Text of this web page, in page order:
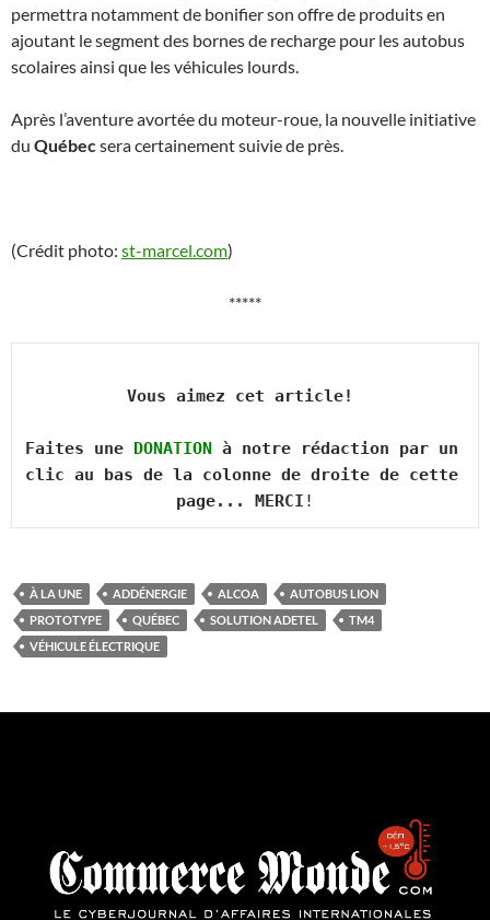
permettra notamment de bonifier son offre de produits en
ajoutant le segment des bornes de recharge pour les autobus
scolaires ainsi que les véhicules lourds.
Après l’aventure avortée du moteur-roue, la nouvelle initiative
du Québecsera certainement suivie de près.
(Crédit photo: st-marcel.com)
*****
Vous aimez cet article!
Faites une DONATION
à notre rédaction par un
clic au bas de la colonne de droite de cette
page... MERCI !
À LA UNE ADDÉNERGIE ALCOA
AUTOBUS LION
PROTOTYPE
QUÉBEC SOLUTION ADETEL
TM4
VÉHICULE ÉLECTRIQUE